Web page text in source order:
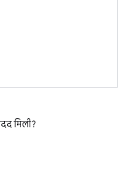
मिली?